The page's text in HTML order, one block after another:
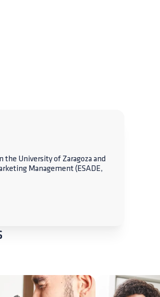
the University of Zaragoza and
Management (ESADE,